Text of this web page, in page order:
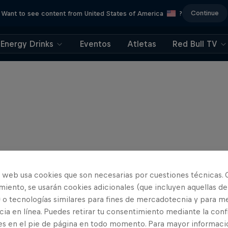
Want to see content from United States of America ? Continue
Energy Drinks Eventos Atletas Red Bull TV
web usa cookies que son necesarias por cuestiones técnicas.
se usarán cookies adicionales (que incluyen aquellas de
tecnologías similares para fines de mercadotecnia y para
en línea. Puedes retirar tu consentimiento mediante la
en el pie de página en todo momento. Para mayor